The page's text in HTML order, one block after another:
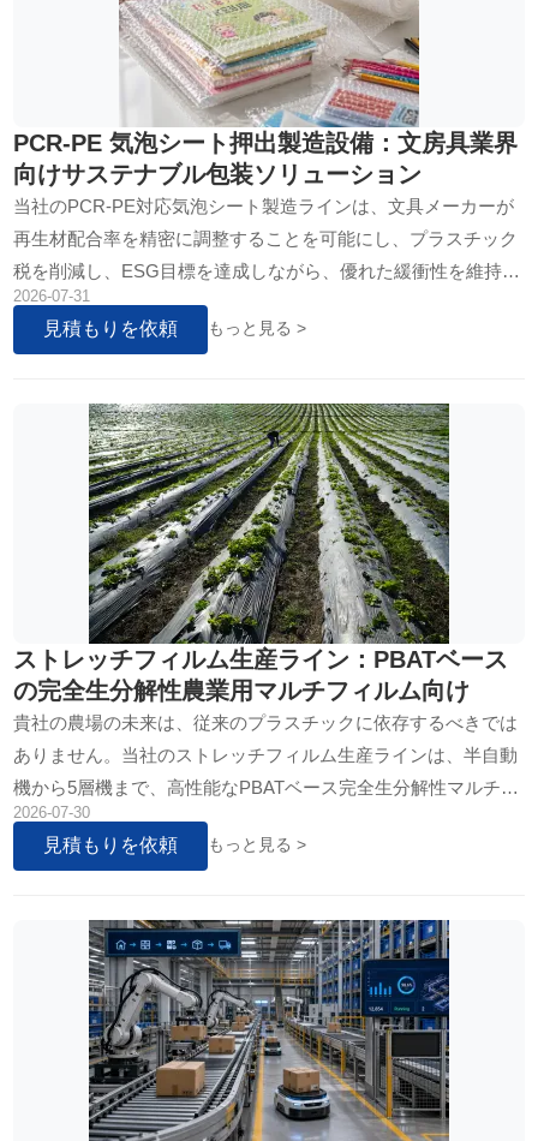
PCR-PE 気泡シート押出製造設備：文房具業界
向けサステナブル包装ソリューション
当社のPCR-PE対応気泡シート製造ラインは、文具メーカーが
再生材配合率を精密に調整することを可能にし、プラスチック
税を削減し、ESG目標を達成しながら、優れた緩衝性を維持し
ます。本技術は、持続可能な包装へのシームレスな移行を実現
します。
2026-07-31
見積もりを依頼 もっと見る >
ストレッチフィルム生産ライン：PBATベース
の完全生分解性農業用マルチフィルム向け
貴社の農場の未来は、従来のプラスチックに依存するべきでは
ありません。当社のストレッチフィルム生産ラインは、半自動
機から5層機まで、高性能なPBATベース完全生分解性マルチフ
ィルム向けに特別に設計されています。農業用途に最適化さ
れ、土壌の健康を育み、厳格な環境基準を満たす、強靭で弾力
2026-07-30
見積もりを依頼 もっと見る >